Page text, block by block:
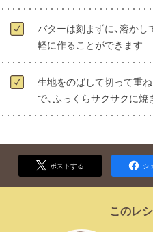
バターは刻まずに、溶かし
軽に作ることができます
生地をのばして切って重
で、ふっくらサクサクに焼
ポストする シ
このレ